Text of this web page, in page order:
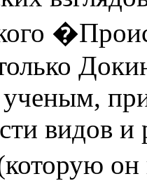
видов и